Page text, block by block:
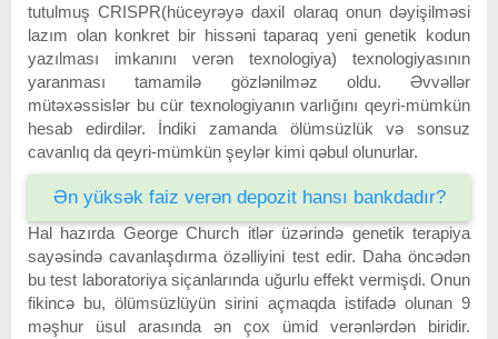
tutulmuş CRISPR(hüceyrəyə daxil olaraq onun dəyişilməsi
lazım olan konkret bir hissəni taparaq yeni genetik kodun
yazılması imkanını verən texnologiya) texnologiyasının
yaranması tamamilə gözlənilməz oldu. Əvvəllər
mütəxəssislər bu cür texnologiyanın varlığını qeyri-mümkün
hesab edirdilər. İndiki zamanda ölümsüzlük və sonsuz
cavanlıq da qeyri-mümkün şeylər kimi qəbul olunurlar.
Ən yüksək faiz verən depozit hansı bankdadır?
Hal hazırda George Church itlər üzərində genetik terapiya
sayəsində cavanlaşdırma özəlliyini test edir. Daha öncədən
bu test laboratoriya siçanlarında uğurlu effekt vermişdi. Onun
fikincə bu, ölümsüzlüyün sirini açmaqda istifadə olunan 9
məşhur üsul arasında ən çox ümid verənlərdən biridir.